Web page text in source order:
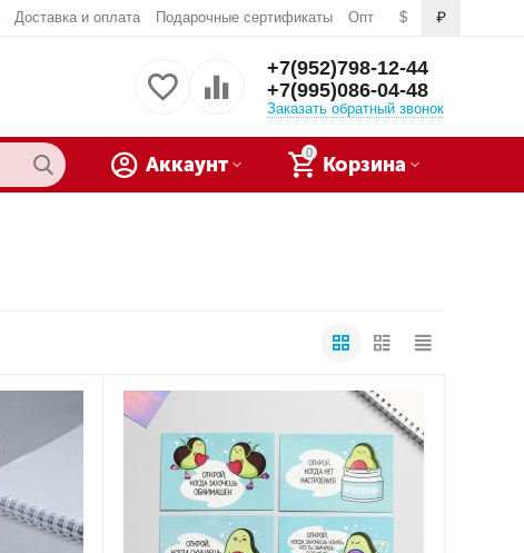
$ ₽
Доставка и оплата Подарочные сертификаты Опт
+7(952)798-12-44
+7(995)086-04-48
Заказать обратный звонок
0
Корзина
Аккаунт